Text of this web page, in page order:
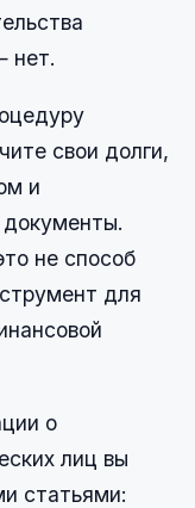
нет.
свои долги,
и
документы.
не способ
для
о
лиц вы
статьями: